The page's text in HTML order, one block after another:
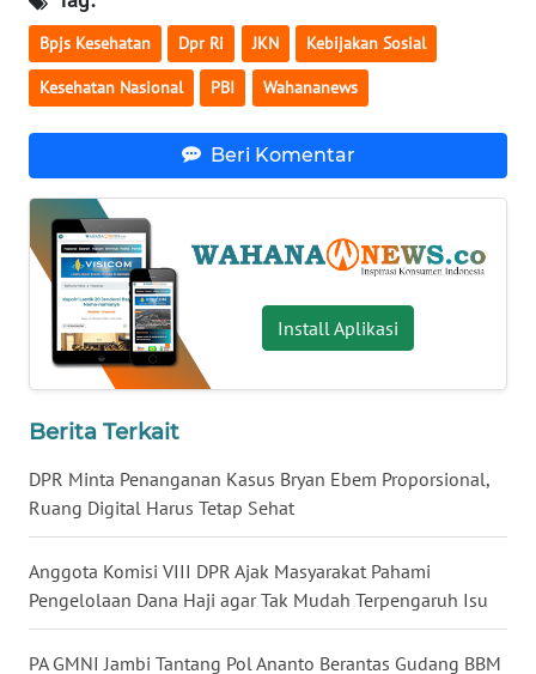
Bpjs Kesehatan Dpr Ri JKN Kebijakan Sosial
Kesehatan Nasional PBI Wahananews
Beri Komentar
Install Aplikasi
Berita Terkait
DPR Minta Penanganan Kasus Bryan Ebem Proporsional,
Ruang Digital Harus Tetap Sehat
Anggota Komisi VIII DPR Ajak Masyarakat Pahami
Pengelolaan Dana Haji agar Tak Mudah Terpengaruh Isu
PA GMNI Jambi Tantang Pol Ananto Berantas Gudang BBM
WN
BABEL
SUMSEL
WN
BENGKULU
WN
WN
JATENG
WN
NUSANTARA
WN